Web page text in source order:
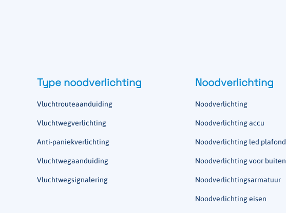
Type noodverlichting
Vluchtrouteaanduiding
Vluchtwegverlichting
Anti-paniekverlichting
Vluchtwegaanduiding
Vluchtwegsignalering
Noodverlichting
Noodverlichting
Noodverlichting accu
Noodverlichting led plafond
Noodverlichting voor buiten
Noodverlichtingsarmatuur
Noodverlichting eisen